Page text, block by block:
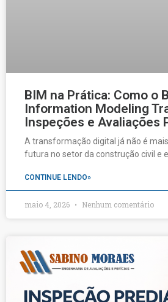
BIM na Prática: Como o
Information Modeling
Inspeções e Avaliações
A transformação digital já não é
futura no setor da construção civil e
CONTINUE LENDO»
maio 4, 2026 Nenhum comentário